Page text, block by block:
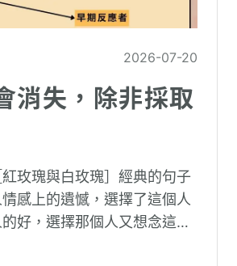
2026-07-20
消失，除非採取
玫瑰與白玫瑰］經典的句子
感上的遺憾，選擇了這個人
好，選擇那個人又想念這個